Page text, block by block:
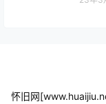
怀旧网